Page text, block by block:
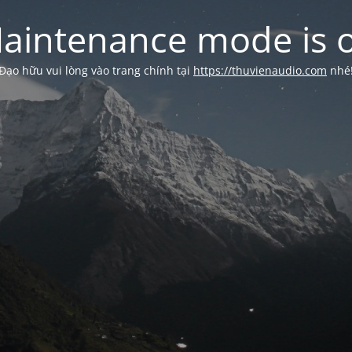
mode is
hữu vui lòng vào trang chính tại https://thuvienaudio.com